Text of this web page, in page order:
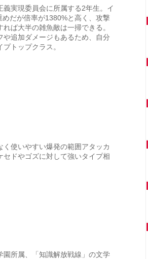
義実現委員会に所属する2年生。イ
だが倍率が1380%と高く、攻撃
ば大半の雑魚敵は一掃できる。
や追加ダメージもあるため、自分
トップクラス。
く使いやすい爆発の範囲アタッカ
セドやゴズに対して強いタイプ相
園所属、「知識解放戦線」の文学